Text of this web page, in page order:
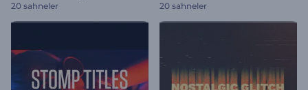
20 sahneler
20 sahneler